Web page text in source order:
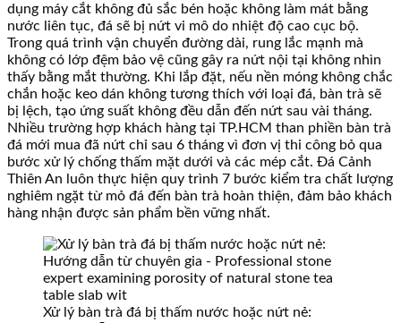
dụng máy cắt không đủ sắc bén hoặc không làm mát bằng
nước liên tục, đá sẽ bị nứt vi mô do nhiệt độ cao cục bộ.
Trong quá trình vận chuyển đường dài, rung lắc mạnh mà
không có lớp đệm bảo vệ cũng gây ra nứt nội tại không nhìn
thấy bằng mắt thường. Khi lắp đặt, nếu nền móng không chắc
chắn hoặc keo dán không tương thích với loại đá, bàn trà sẽ
bị lệch, tạo ứng suất không đều dẫn đến nứt sau vài tháng.
Nhiều trường hợp khách hàng tại TP.HCM than phiền bàn trà
đá mới mua đã nứt chỉ sau 6 tháng vì đơn vị thi công bỏ qua
bước xử lý chống thấm mặt dưới và các mép cắt. Đá Cảnh
Thiên An luôn thực hiện quy trình 7 bước kiểm tra chất lượng
nghiêm ngặt từ mỏ đá đến bàn trà hoàn thiện, đảm bảo khách
hàng nhận được sản phẩm bền vững nhất.
Xử lý bàn trà đá bị thấm nước hoặc nứt nẻ: